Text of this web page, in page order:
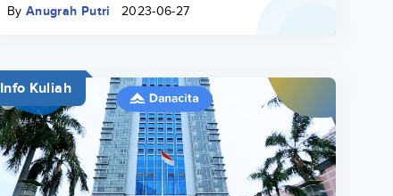
By Anugrah Putri 2023-06-27
Info Kuliah